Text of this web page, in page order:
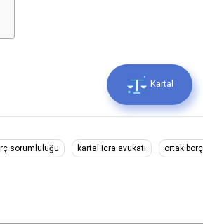
Kartal
sorumluluğu kartal icra avukatı ortak